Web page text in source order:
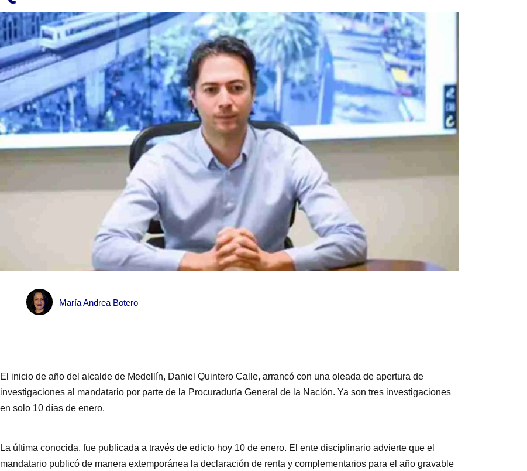
María Andrea Botero
El inicio de año del alcalde de Medellín, Daniel Quintero Calle, arrancó con una oleada de apertura de
investigaciones al mandatario por parte de la Procuraduría General de la Nación. Ya son tres investigaciones
en solo 10 días de enero.
La última conocida, fue publicada a través de edicto hoy 10 de enero. El ente disciplinario advierte que el
mandatario publicó de manera extemporánea la declaración de renta y complementarios para el año gravable